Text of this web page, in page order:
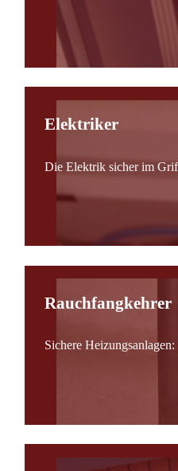
Elektriker
Die Elektrik sicher im
Rauchfangkehrer
Sichere